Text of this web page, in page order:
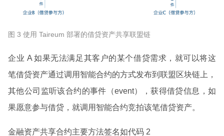
图 3 使用 Taireum 部署的借贷资产共享联盟链
企业 A 如果无法满足其客户的某个借贷需求，就可以将这
笔借贷资产通过调用智能合约的方式发布到联盟区块链上，
其他公司监听该合约的事件（event），获得借贷信息，如
果愿意参与借贷，就调用智能合约竞拍该笔借贷资产。
金融资产共享合约主要方法签名如代码 2